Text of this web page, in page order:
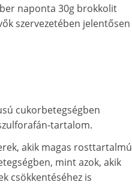
naponta 30g brokkolit
szervezetében jelentősen
cukorbetegségben
tartalom.
akik magas rosttartalmú
mint azok, akik
csökkentéséhez is